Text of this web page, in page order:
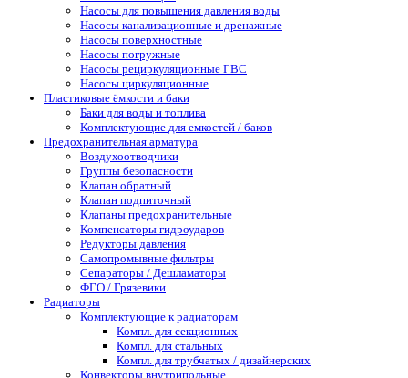
Насосы для повышения давления воды
Насосы канализационные и дренажные
Насосы поверхностные
Насосы погружные
Насосы рециркуляционные ГВС
Насосы циркуляционные
Пластиковые ёмкости и баки
Баки для воды и топлива
Комплектующие для емкостей / баков
Предохранительная арматура
Воздухоотводчики
Группы безопасности
Клапан обратный
Клапан подпиточный
Клапаны предохранительные
Компенсаторы гидроударов
Редукторы давления
Самопромывные фильтры
Сепараторы / Дешламаторы
ФГО / Грязевики
Радиаторы
Комплектующие к радиаторам
Компл. для секционных
Компл. для стальных
Компл. для трубчатых / дизайнерских
Конвекторы внутрипольные